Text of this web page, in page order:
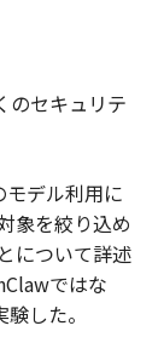
のセキュリテ
デル利用に
象を絞り込め
について詳述
ではな
した。